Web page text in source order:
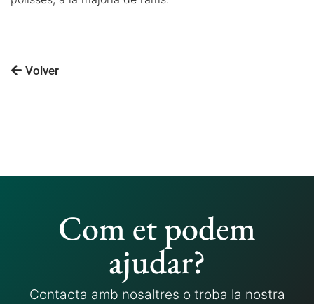
Volver
Com et podem
ajudar?
Contacta amb nosaltres o troba la nostra